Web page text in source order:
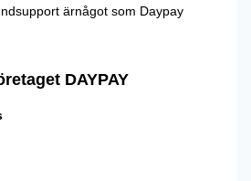
ärnågot som Daypay
DAYPAY